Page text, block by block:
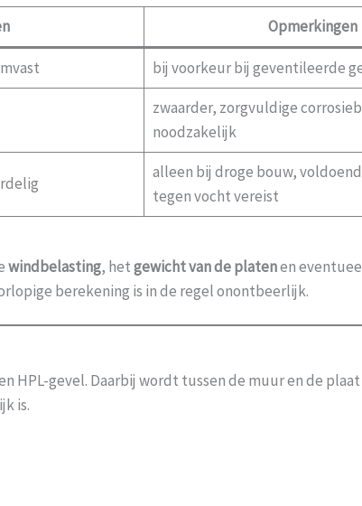
Opmerkingen
bij voorkeur bij geventileerde
zwaarder, zorgvuldige
noodzakelijk
alleen bij droge bouw,
tegen vocht vereist
windbelasting, hetgewicht van de platenen
berekening is in de regel onontbeerlijk.
HPL-gevel. Daarbij wordt tussen de muur en de plaat
is.